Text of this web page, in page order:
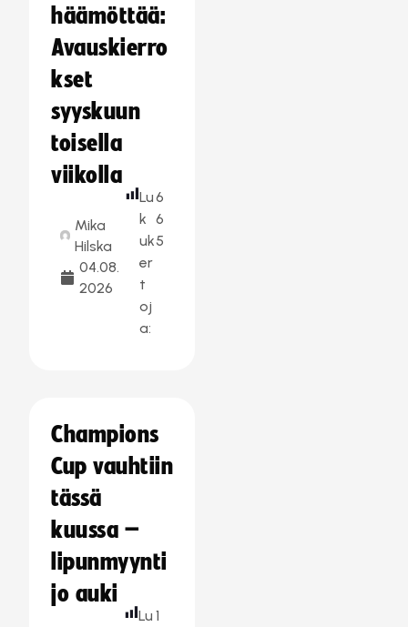
häämöttää:
Avauskierro
kset
syyskuun
toisella
viikolla
Mika
Hilska
04.08.
2026
Lu
k
uk
er
t
oj
a:
6
6
5
Champions
Cup vauhtiin
tässä
kuussa –
lipunmyynti
jo auki
Lu 1